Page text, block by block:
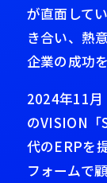
が直面して
き合い、熱
企業の成功
2024年11月
のVISION
代のERPを
フォームで